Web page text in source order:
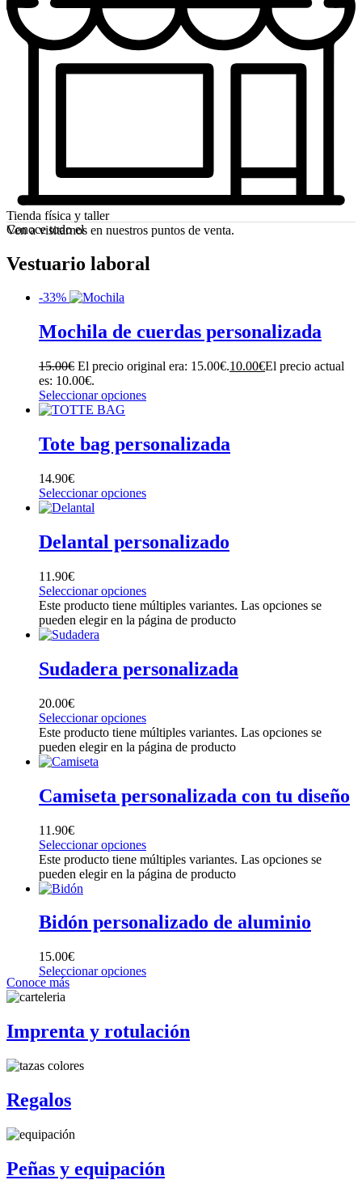
Tienda física y taller
Ven a visitarnos en nuestros puntos de venta.
Conoce todo el
Vestuario laboral
-33%
Mochila de cuerdas personalizada
15.00€ El precio original era: 15.00€.10.00€El precio actual
es: 10.00€.
Seleccionar opciones
Tote bag personalizada
14.90€
Seleccionar opciones
Delantal personalizado
11.90€
Seleccionar opciones
Este producto tiene múltiples variantes. Las opciones se
pueden elegir en la página de producto
Sudadera personalizada
20.00€
Seleccionar opciones
Este producto tiene múltiples variantes. Las opciones se
pueden elegir en la página de producto
Camiseta personalizada con tu diseño
11.90€
Seleccionar opciones
Este producto tiene múltiples variantes. Las opciones se
pueden elegir en la página de producto
Bidón personalizado de aluminio
15.00€
Seleccionar opciones
Conoce más
Imprenta y rotulación
Regalos
Peñas y equipación